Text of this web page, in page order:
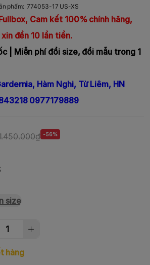
phẩm: 774053-17 US-XS
Cam kết 100% chính hãng,
đền 10 lần tiền.
| Miễn phí đổi size, đổi mẫu trong 1
Hàm Nghi, Từ Liêm, HN
0977179889
-56%
size
hàng